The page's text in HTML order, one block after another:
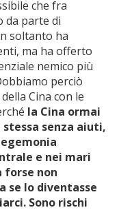
che fra
da parte di
soltanto ha
ma ha offerto
nemico più
perciò
Cina con le
la Cina ormai
stessa senza aiuti,
e nei mari
forse non
se lo diventasse
Sono rischi